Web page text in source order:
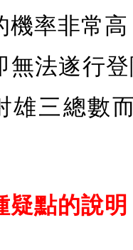
機率非常
無法遂行
雄三總數
疑點的說明